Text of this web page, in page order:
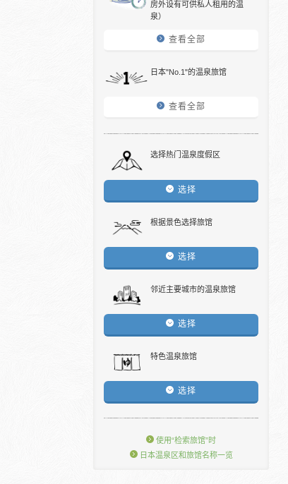
房外设有可供私人租用的温
泉）
查看全部
日本"No.1"的温泉旅馆
查看全部
选择热门温泉度假区
选择
根据景色选择旅馆
选择
邻近主要城市的温泉旅馆
选择
特色温泉旅馆
选择
使用“检索旅馆”时
日本温泉区和旅馆名称一览